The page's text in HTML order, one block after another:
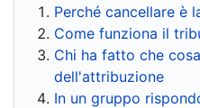
Perché cancellare è
Come funziona il
Chi ha fatto che
dell'attribuzione
In un gruppo